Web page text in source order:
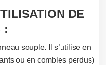
DE
:
souple. Il s’utilise en
ou en combles perdus)